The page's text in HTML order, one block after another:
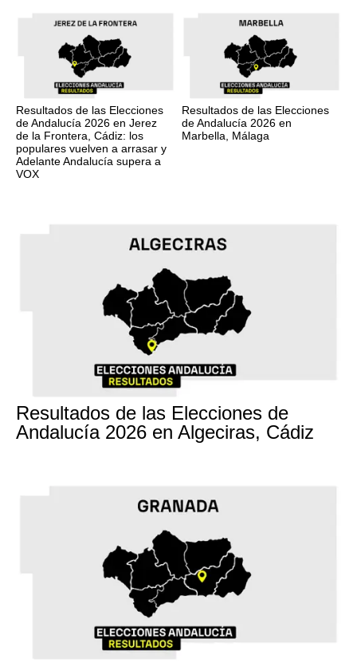
Resultados de las Elecciones
de Andalucía 2026 en Jerez
de la Frontera, Cádiz: los
populares vuelven a arrasar y
Adelante Andalucía supera a
VOX
Resultados de las Elecciones
de Andalucía 2026 en
Marbella, Málaga
Resultados de las Elecciones de
Andalucía 2026 en Algeciras, Cádiz